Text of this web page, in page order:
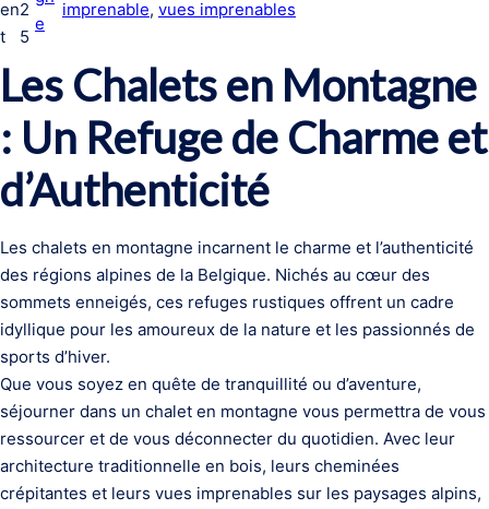
en
t
2
5
e
imprenable, vues imprenables
Les Chalets en Montagne
: Un Refuge de Charme et
d’Authenticité
Les chalets en montagne incarnent le charme et l’authenticité
des régions alpines de la Belgique. Nichés au cœur des
sommets enneigés, ces refuges rustiques offrent un cadre
idyllique pour les amoureux de la nature et les passionnés de
sports d’hiver.
Que vous soyez en quête de tranquillité ou d’aventure,
séjourner dans un chalet en montagne vous permettra de vous
ressourcer et de vous déconnecter du quotidien. Avec leur
architecture traditionnelle en bois, leurs cheminées
crépitantes et leurs vues imprenables sur les paysages alpins,